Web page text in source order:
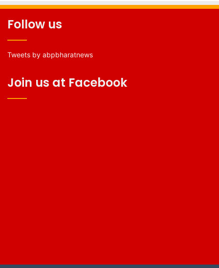
Follow us
Tweets by abpbharatnews
Join us at Facebook